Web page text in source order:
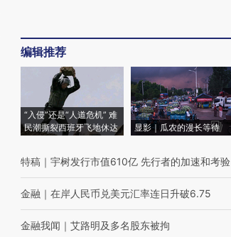
编辑推荐
“入侵”还是“人道危机” 难
民潮撕裂西班牙飞地休达
显影｜瓜农的漫长等待
特稿 ｜ 宇树发行市值610亿 先行者的加速和考验
金融 ｜ 在岸人民币兑美元汇率连日升破6.75
金融我闻 ｜ 艾路明及多名股东被拘